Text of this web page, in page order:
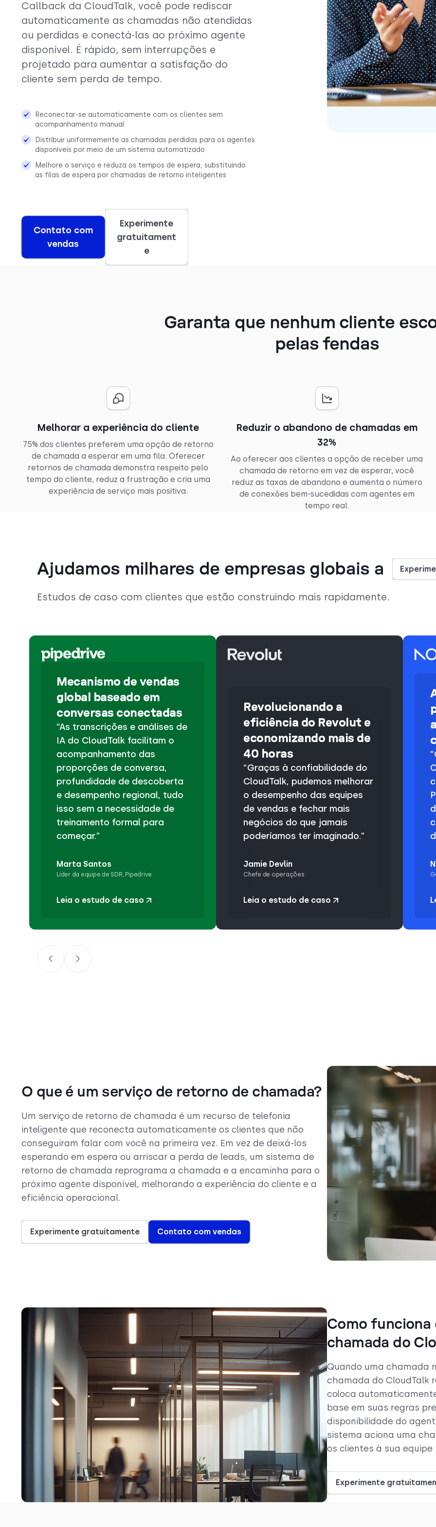
Callback da CloudTalk, você pode rediscar
automaticamente as chamadas não atendidas
ou perdidas e conectá-las ao próximo agente
disponível. É rápido, sem interrupções e
projetado para aumentar a satisfação do
cliente sem perda de tempo.
Reconectar-se automaticamente com os clientes sem
acompanhamento manual
Distribuir uniformemente as chamadas perdidas para os agentes
disponíveis por meio de um sistema automatizado
Melhore o serviço e reduza os tempos de espera, substituindo
as filas de espera por chamadas de retorno inteligentes
Contato com
vendas
Experimente
gratuitament
e
Garanta que nenhum cliente
pelas fendas
Melhorar a experiência do cliente
75% dos clientes preferem uma opção de retorno
de chamada a esperar em uma fila. Oferecer
retornos de chamada demonstra respeito pelo
tempo do cliente, reduz a frustração e cria uma
experiência de serviço mais positiva.
Reduzir o abandono de chamadas em
32%
Ao oferecer aos clientes a opção de receber uma
chamada de retorno em vez de esperar, você
reduz as taxas de abandono e aumenta o número
de conexões bem-sucedidas com agentes em
tempo real.
Ajudamos milhares de empresas globais a
Estudos de caso com clientes que estão construindo mais rapidamente.
Mecanismo de vendas
global baseado em
conversas conectadas
“As transcrições e análises de
IA do CloudTalk facilitam o
acompanhamento das
proporções de conversa,
profundidade de descoberta
e desempenho regional, tudo
isso sem a necessidade de
treinamento formal para
começar.”
Marta Santos
Líder da equipe de SDR, Pipedrive
Leia o estudo de caso
Revolucionando a
eficiência do Revolut e
economizando mais de
40 horas
“Graças à confiabilidade do
CloudTalk, pudemos melhorar
o desempenho das equipes
de vendas e fechar mais
negócios do que jamais
poderíamos ter imaginado.”
Jamie Devlin
Chefe de operações
Leia o estudo de caso
O que é um serviço de retorno de chamada?
Um serviço de retorno de chamada é um recurso de telefonia
inteligente que reconecta automaticamente os clientes que não
conseguiram falar com você na primeira vez. Em vez de deixá-los
esperando em espera ou arriscar a perda de leads, um sistema de
retorno de chamada reprograma a chamada e a encaminha para o
próximo agente disponível, melhorando a experiência do cliente e a
eficiência operacional.
Experimente gratuitamente Contato com vendas
Como
chamada do
Quando uma chamada
chamada do CloudTalk
coloca
base em suas regras
disponibilidade do
sistema aciona uma
os clientes à sua
Experimente